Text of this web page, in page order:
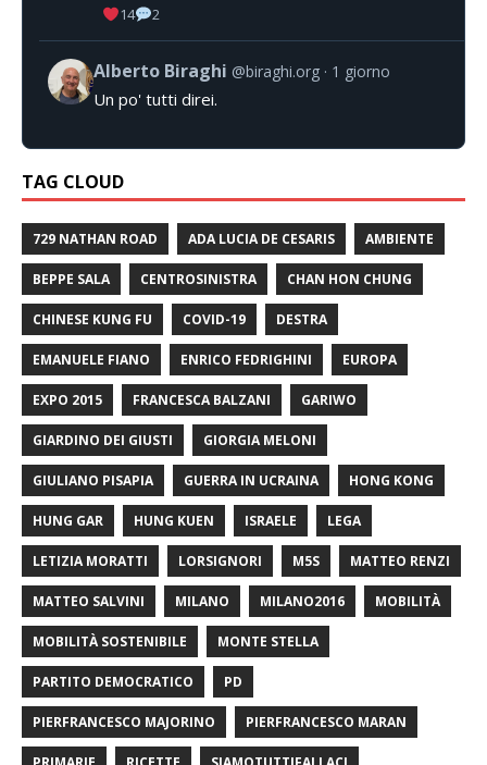
14 2
Alberto Biraghi @biraghi.org 1 giorno
Un po' tutti direi.
TAG CLOUD
729 NATHAN ROAD ADA LUCIA DE CESARIS AMBIENTE
BEPPE SALA CENTROSINISTRA CHAN HON CHUNG
CHINESE KUNG FU COVID-19 DESTRA
EMANUELE FIANO ENRICO FEDRIGHINI EUROPA
EXPO 2015 FRANCESCA BALZANI GARIWO
GIARDINO DEI GIUSTI GIORGIA MELONI
GIULIANO PISAPIA GUERRA IN UCRAINA HONG KONG
HUNG GAR HUNG KUEN ISRAELE LEGA
LETIZIA MORATTI LORSIGNORI M5S MATTEO RENZI
MATTEO SALVINI MILANO MILANO2016 MOBILITÀ
MOBILITÀ SOSTENIBILE MONTE STELLA
PARTITO DEMOCRATICO PD
PIERFRANCESCO MAJORINO PIERFRANCESCO MARAN